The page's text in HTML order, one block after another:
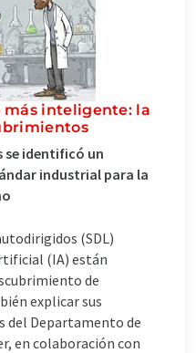
más inteligente: la
se identificó un
industrial para la
(SDL)
(IA) están
de
explicar sus
del Departamento de
en colaboración con